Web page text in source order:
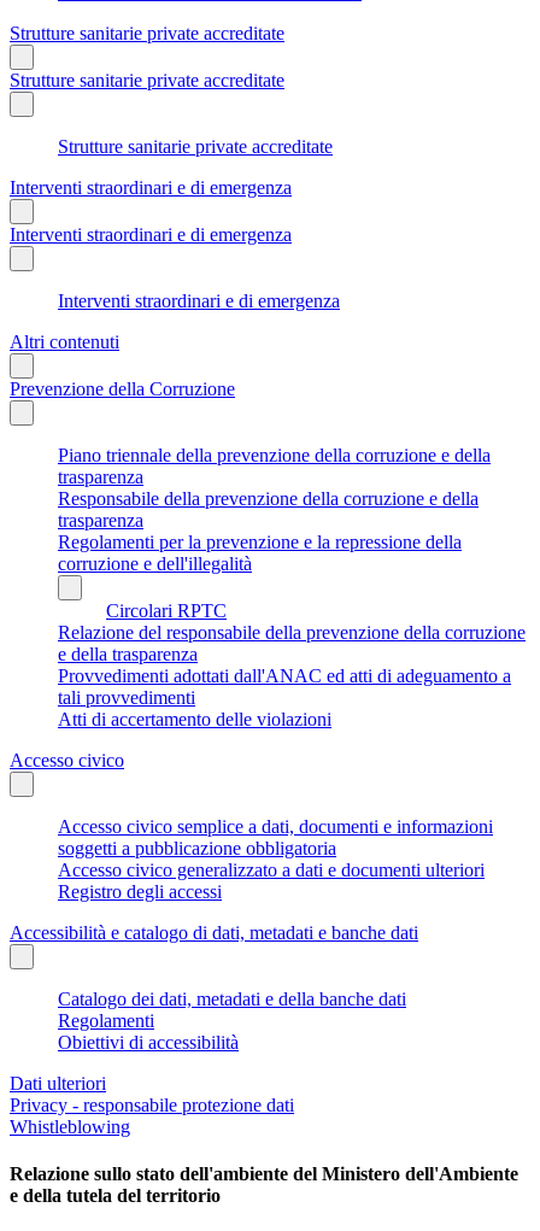
Strutture sanitarie private accreditate
Strutture sanitarie private accreditate
Strutture sanitarie private accreditate
Interventi straordinari e di emergenza
Interventi straordinari e di emergenza
Interventi straordinari e di emergenza
Altri contenuti
Prevenzione della Corruzione
Piano triennale della prevenzione della corruzione e della
trasparenza
Responsabile della prevenzione della corruzione e della
trasparenza
Regolamenti per la prevenzione e la repressione della
corruzione e dell'illegalità
Circolari RPTC
Relazione del responsabile della prevenzione della corruzione
e della trasparenza
Provvedimenti adottati dall'ANAC ed atti di adeguamento a
tali provvedimenti
Atti di accertamento delle violazioni
Accesso civico
Accesso civico semplice a dati, documenti e informazioni
soggetti a pubblicazione obbligatoria
Accesso civico generalizzato a dati e documenti ulteriori
Registro degli accessi
Accessibilità e catalogo di dati, metadati e banche dati
Catalogo dei dati, metadati e della banche dati
Regolamenti
Obiettivi di accessibilità
Dati ulteriori
Privacy - responsabile protezione dati
Whistleblowing
Relazione sullo stato dell'ambiente del Ministero dell'Ambiente
e della tutela del territorio